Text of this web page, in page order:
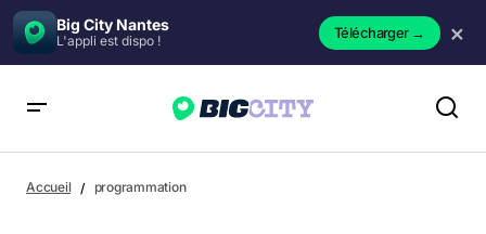
Big City Nantes
L'appli est dispo ! Télécharger→ ×
Accueil programmation